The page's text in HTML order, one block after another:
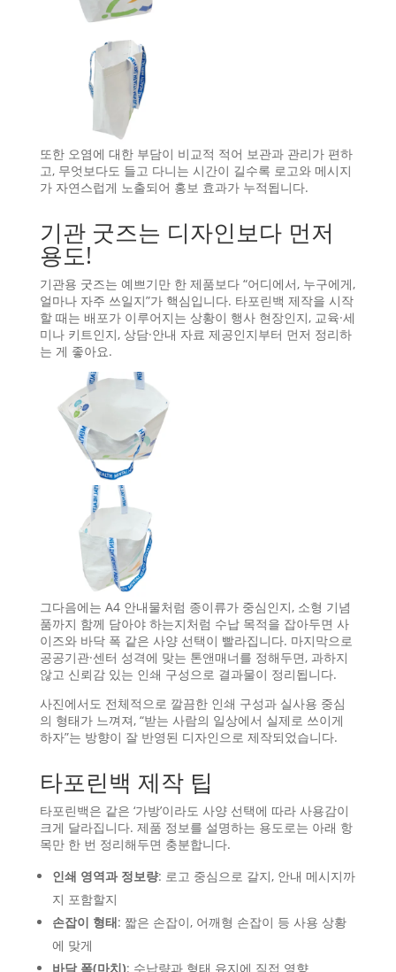
또한 오염에 대한 부담이 비교적 적어 보관과 관리가 편하
고, 무엇보다도 들고 다니는 시간이 길수록 로고와 메시지
가 자연스럽게 노출되어 홍보 효과가 누적됩니다.
기관 굿즈는 디자인보다 먼저
용도!
기관용 굿즈는 예쁘기만 한 제품보다 “어디에서, 누구에게,
얼마나 자주 쓰일지”가 핵심입니다. 타포린백 제작을 시작
할 때는 배포가 이루어지는 상황이 행사 현장인지, 교육·세
미나 키트인지, 상담·안내 자료 제공인지부터 먼저 정리하
는 게 좋아요.
그다음에는 A4 안내물처럼 종이류가 중심인지, 소형 기념
품까지 함께 담아야 하는지처럼 수납 목적을 잡아두면 사
이즈와 바닥 폭 같은 사양 선택이 빨라집니다. 마지막으로
공공기관·센터 성격에 맞는 톤앤매너를 정해두면, 과하지
않고 신뢰감 있는 인쇄 구성으로 결과물이 정리됩니다.
사진에서도 전체적으로 깔끔한 인쇄 구성과 실사용 중심
의 형태가 느껴져, “받는 사람의 일상에서 실제로 쓰이게
하자”는 방향이 잘 반영된 디자인으로 제작되었습니다.
타포린백 제작 팁
타포린백은 같은 ‘가방’이라도 사양 선택에 따라 사용감이
크게 달라집니다. 제품 정보를 설명하는 용도로는 아래 항
목만 한 번 정리해두면 충분합니다.
인쇄 영역과 정보량: 로고 중심으로 갈지, 안내 메시지까
지 포함할지
손잡이 형태: 짧은 손잡이, 어깨형 손잡이 등 사용 상황
에 맞게
바닥 폭(마치): 수납량과 형태 유지에 직접 영향